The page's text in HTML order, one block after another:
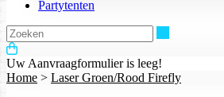
Partytenten
Uw Aanvraagformulier is leeg!
Home > Laser Groen/Rood Firefly